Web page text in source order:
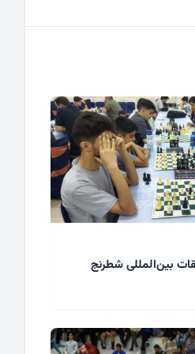
بین‌المللی شطرنج